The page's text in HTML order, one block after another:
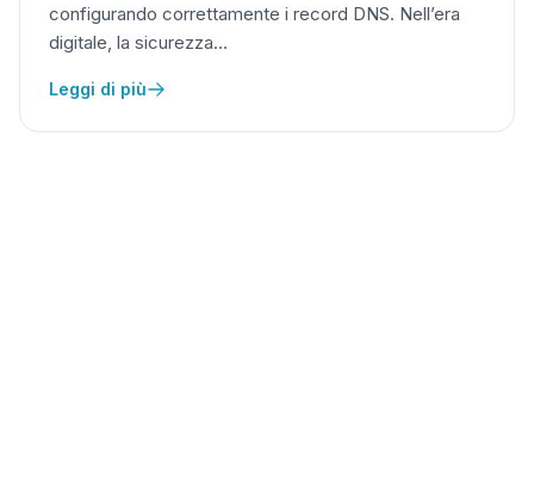
configurando correttamente i record DNS. Nell’era
digitale, la sicurezza…
Leggi di più